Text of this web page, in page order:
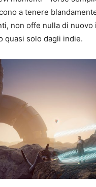
a tenere
non offe nulla di nuovo
quasi solo dagli indie.